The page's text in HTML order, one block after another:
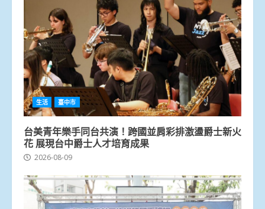
生活 臺中市
台美青年樂手同台共演！跨國並肩彩排激盪爵士新火
花 展現台中爵士人才培育成果
2026-08-09